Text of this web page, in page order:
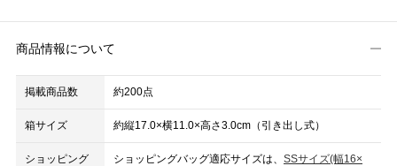
商品情報について
掲載商品数 約200点
箱サイズ 約縦17.0×横11.0×高さ3.0cm（引き出し式）
ショッピング
ショッピングバッグ適応サイズは、 SSサイズ(幅16×